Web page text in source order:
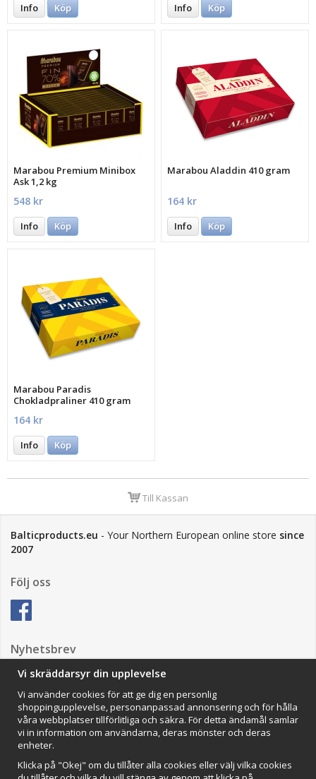
Info Köp Info Köp
Marabou Premium Minibox
Ask 1,2 kg
548 kr
Info Köp
Marabou Aladdin 410 gram
164 kr
Info Köp
Marabou Paradis
Chokladpraliner 410 gram
164 kr
Info Köp
Till Kassan
Balticproducts.eu - Your Northern European online store since
2007
Följ oss
Nyhetsbrev
Impressum
VAMOS Commerce AB
Organisationsnummer: 559502-0453
Vi skräddarsyr din upplevelse
Vi använder cookies för att ge dig en personlig
shoppingupplevelse, personanpassad annonsering och för hålla
våra webbplatser tillförlitliga och säkra. För detta ändamål samlar
vi in information om användarna, deras mönster och deras
enheter.
Klicka på "Okej" om du tillåter alla cookies eller välj vilka cookies